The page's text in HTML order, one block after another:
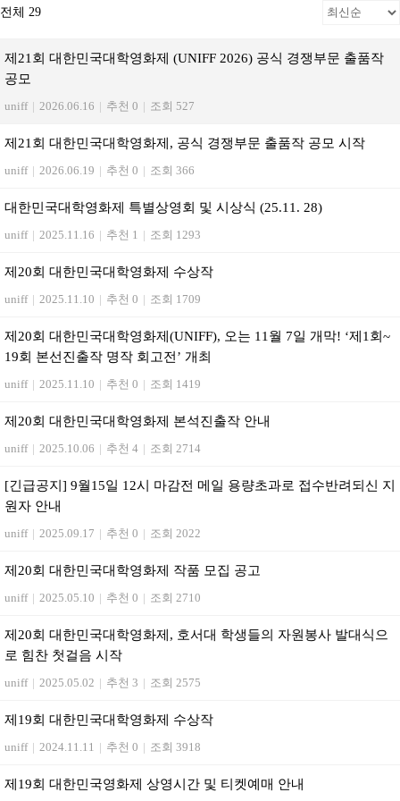
전체 29
제21회 대한민국대학영화제 (UNIFF 2026) 공식 경쟁부문 출품작
공모
uniff | 2026.06.16 | 추천 0 | 조회 527
제21회 대한민국대학영화제, 공식 경쟁부문 출품작 공모 시작
uniff | 2026.06.19 | 추천 0 | 조회 366
대한민국대학영화제 특별상영회 및 시상식 (25.11. 28)
uniff | 2025.11.16 | 추천 1 | 조회 1293
제20회 대한민국대학영화제 수상작
uniff | 2025.11.10 | 추천 0 | 조회 1709
제20회 대한민국대학영화제(UNIFF), 오는 11월 7일 개막! ‘제1회~
19회 본선진출작 명작 회고전’ 개최
uniff | 2025.11.10 | 추천 0 | 조회 1419
제20회 대한민국대학영화제 본석진출작 안내
uniff | 2025.10.06 | 추천 4 | 조회 2714
[긴급공지] 9월15일 12시 마감전 메일 용량초과로 접수반려되신 지
원자 안내
uniff | 2025.09.17 | 추천 0 | 조회 2022
제20회 대한민국대학영화제 작품 모집 공고
uniff | 2025.05.10 | 추천 0 | 조회 2710
제20회 대한민국대학영화제, 호서대 학생들의 자원봉사 발대식으
로 힘찬 첫걸음 시작
uniff | 2025.05.02 | 추천 3 | 조회 2575
제19회 대한민국대학영화제 수상작
uniff | 2024.11.11 | 추천 0 | 조회 3918
제19회 대한민국영화제 상영시간 및 티켓예매 안내